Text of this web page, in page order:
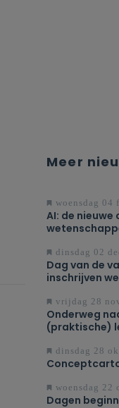
Meer
woensdag 04
AI: de
dinsdag 02
Dag van de
inschrijven
vrijdag 28
Onderweg
(praktische)
dinsdag 28
woensdag 22
Dagen